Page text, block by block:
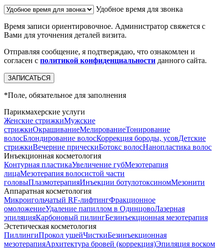
Удобное время для звонка
Время записи ориентировочное. Администратор свяжется с
Вами для уточнения деталей визита.
Отправляя сообщение, я подтверждаю, что ознакомлен и
согласен с политикой конфиденциальности данного сайта.
*Поле, обязательное для заполнения
Парикмахерские услуги
Женские стрижкиМужские
стрижкиОкрашиваниеМелированиеТонирование
волосБлондирование волосКоррекция бороды, усовДетские
стрижкиВечерние прическиБотокс волосНанопластика волос
Инъекционная косметология
Контурная пластикаУвеличение губМезотерапия
лицаМезотерапия волосистой части
головыПлазмотерапияИнъекции ботулотоксиномМезонити
Аппаратная косметология
Микроигольчатый RF-лифтингФракционное
омоложениеУдаление папиллом в ОдинцовоЛазерная
эпиляцияКарбоновый пилингБезинъекционная мезотерапия
Эстетическая косметология
ПиллингиПрокол ушейЧисткиБезинъeкционная
мезотерапияАрхитектура бровей (коррекция)Эпиляция воском